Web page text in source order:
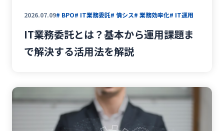
#RPA #業務効率化 # IT運用
業務改善
生成AI
2026.07.09# BPO# IT業務委託# 情シス# 業務効率化# IT運用
IT業務委託とは？基本から運用課題ま
で解決する活用法を解説